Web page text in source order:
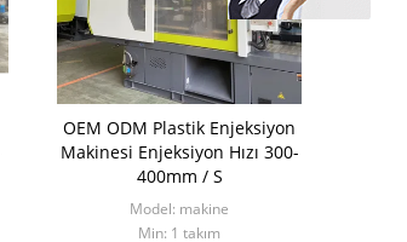
OEM ODM Plastik Enjeksiyon
Makinesi Enjeksiyon Hızı 300-
400mm / S
Model: makine
Min: 1 takım